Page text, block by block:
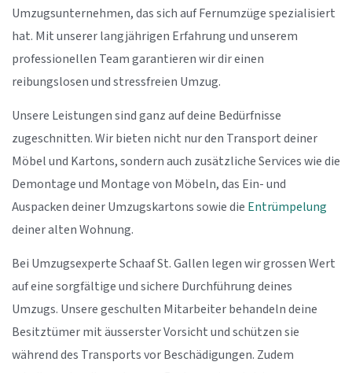
Umzugsunternehmen, das sich auf Fernumzüge spezialisiert
hat. Mit unserer langjährigen Erfahrung und unserem
professionellen Team garantieren wir dir einen
reibungslosen und stressfreien Umzug.
Unsere Leistungen sind ganz auf deine Bedürfnisse
zugeschnitten. Wir bieten nicht nur den Transport deiner
Möbel und Kartons, sondern auch zusätzliche Services wie die
Demontage und Montage von Möbeln, das Ein- und
Auspacken deiner Umzugskartons sowie die Entrümpelung
deiner alten Wohnung.
Bei Umzugsexperte Schaaf St. Gallen legen wir grossen Wert
auf eine sorgfältige und sichere Durchführung deines
Umzugs. Unsere geschulten Mitarbeiter behandeln deine
Besitztümer mit äusserster Vorsicht und schützen sie
während des Transports vor Beschädigungen. Zudem